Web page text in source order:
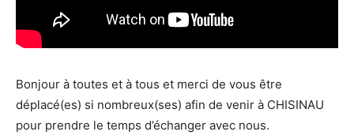
Bonjour à toutes et à tous et merci de vous être
déplacé(es) si nombreux(ses) afin de venir à CHISINAU
pour prendre le temps d’échanger avec nous.